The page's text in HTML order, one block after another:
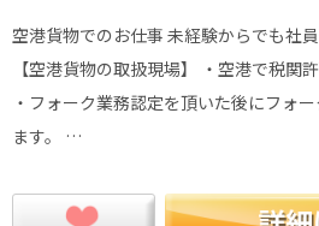
空港貨物でのお仕事 未経験からでも社
【空港貨物の取扱現場】 ・空港で税関
・フォーク業務認定を頂いた後にフォ
ます。 …